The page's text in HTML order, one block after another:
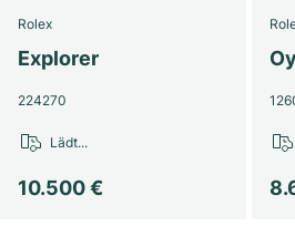
Rolex
Explorer
224270
10.500 €
Lädt...